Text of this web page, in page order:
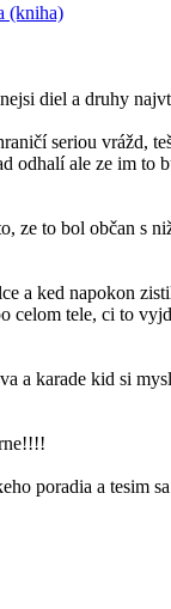
(kniha)
diel a druhy
seriou vrážd,
odhalí ale ze im to
ze to bol občan s
a ked napokon
celom tele, ci to
a karade kid si
poradia a tesim